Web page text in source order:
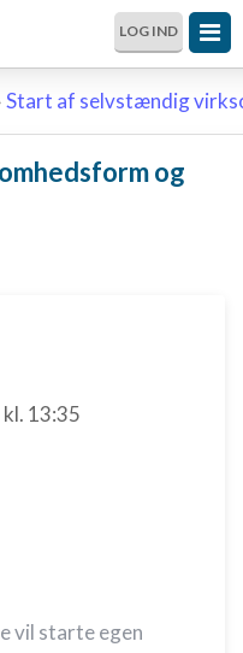
LOG IND
Start af selvstændig
og
kl. 13:35
vil starte egen